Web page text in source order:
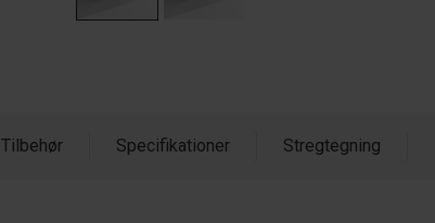
Tilbehør Specifikationer Stregtegning